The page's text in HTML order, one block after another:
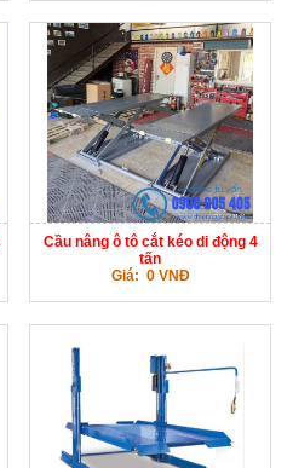
Cầu nâng ô tô cắt kéo di động 4
tấn
Giá: 0 VNĐ